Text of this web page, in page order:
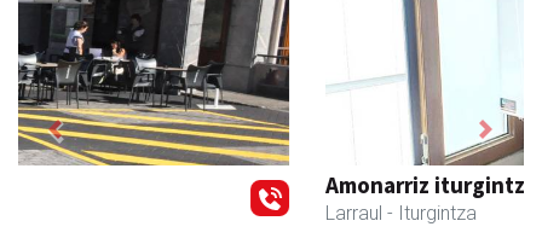
Amonarriz iturgintza S. L.
Previous Next